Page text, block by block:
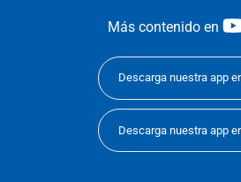
Más contenido en
Descarga nuestra app
Descarga nuestra app